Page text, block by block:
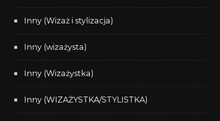
Inny (Wizaż i stylizacja)
Inny (wizażysta)
Inny (Wizażystka)
Inny (WIZAŻYSTKA/STYLISTKA)